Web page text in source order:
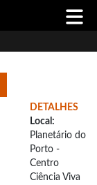
DETALHES
Local:
Planetário do
Porto -
Centro
Ciência Viva